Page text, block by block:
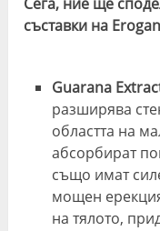
съставки на
Guarana
разширява
областта на
абсорбират
също имат
мощен
на тялото,